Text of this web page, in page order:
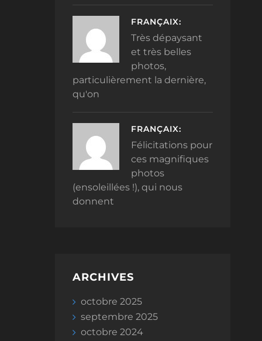
FRANÇAIX:
Très dépaysant
et très belles
photos,
particulièrement la dernière,
qu'on
FRANÇAIX:
Félicitations pour
ces magnifiques
photos
(ensoleillées !), qui nous
donnent
ARCHIVES
octobre 2025
septembre 2025
octobre 2024